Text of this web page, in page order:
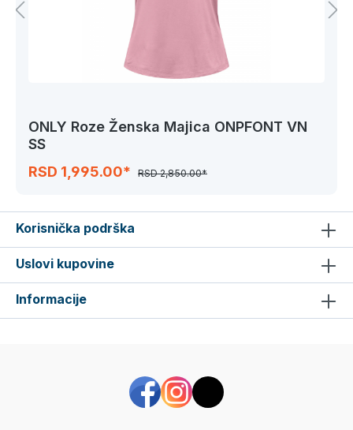
ONLY Roze Ženska Majica ONPFONT VN
SS
RSD 1,995.00*
RSD 2,850.00*
Korisnička podrška
Uslovi kupovine
Informacije